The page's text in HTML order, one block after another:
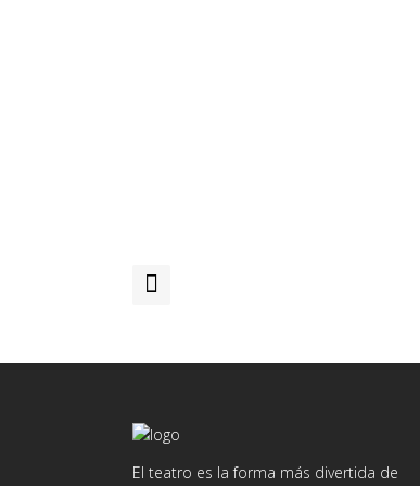
El teatro es la forma más divertida de